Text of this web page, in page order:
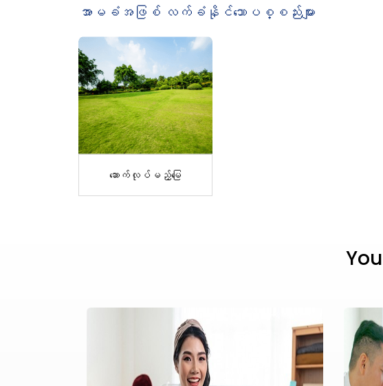
အာမခံအဖြစ် လက်ခံနိုင်သောပစ္စည်းများ
ဆောက်လုပ်မည့်မြေ